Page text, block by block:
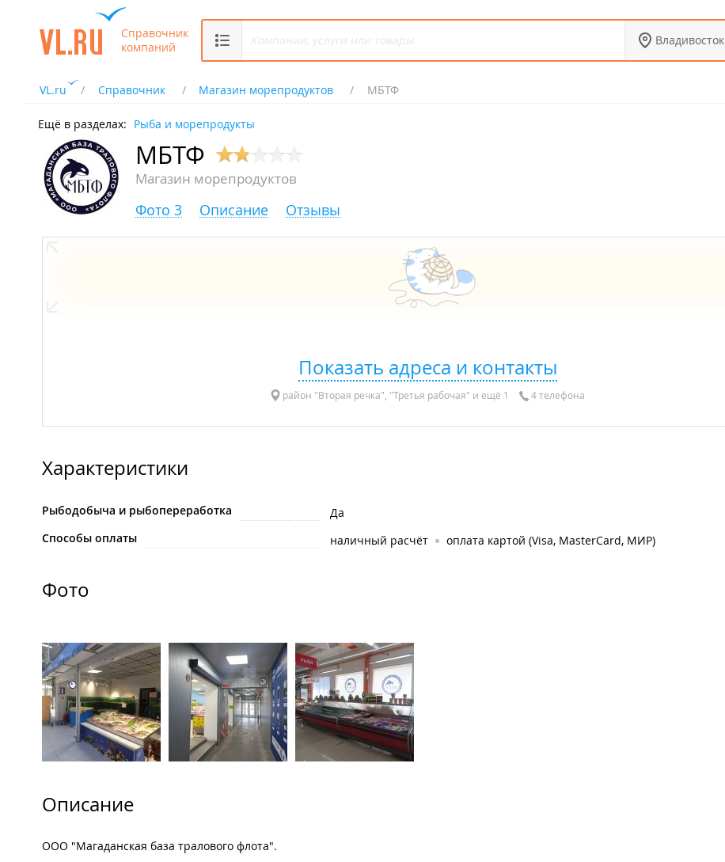
Справочник
компаний
Владивосток
VL.ru Справочник Магазин морепродуктов МБТФ
Ещё в разделах: Рыба и морепродукты
МБТФ
Магазин морепродуктов
Фото 3 Описание Отзывы
Показать адреса и контакты
район "Вторая речка", "Третья рабочая" и ещё 1 4 телефона
Характеристики
Рыбодобыча и рыбопереработка
Да
Способы оплаты
наличный расчёт оплата картой (Visa, MasterCard, МИР)
Фото
Описание
ООО "Магаданская база тралового флота".